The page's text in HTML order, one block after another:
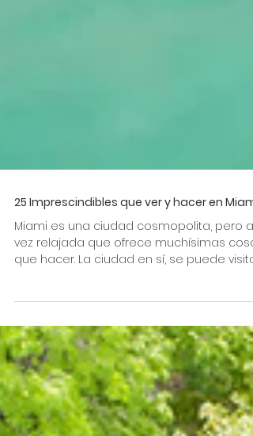
25 Imprescindibles que ver y hacer en Miami
Miami es una ciudad cosmopolita, pero a
vez relajada que ofrece muchísimas
en uno o...